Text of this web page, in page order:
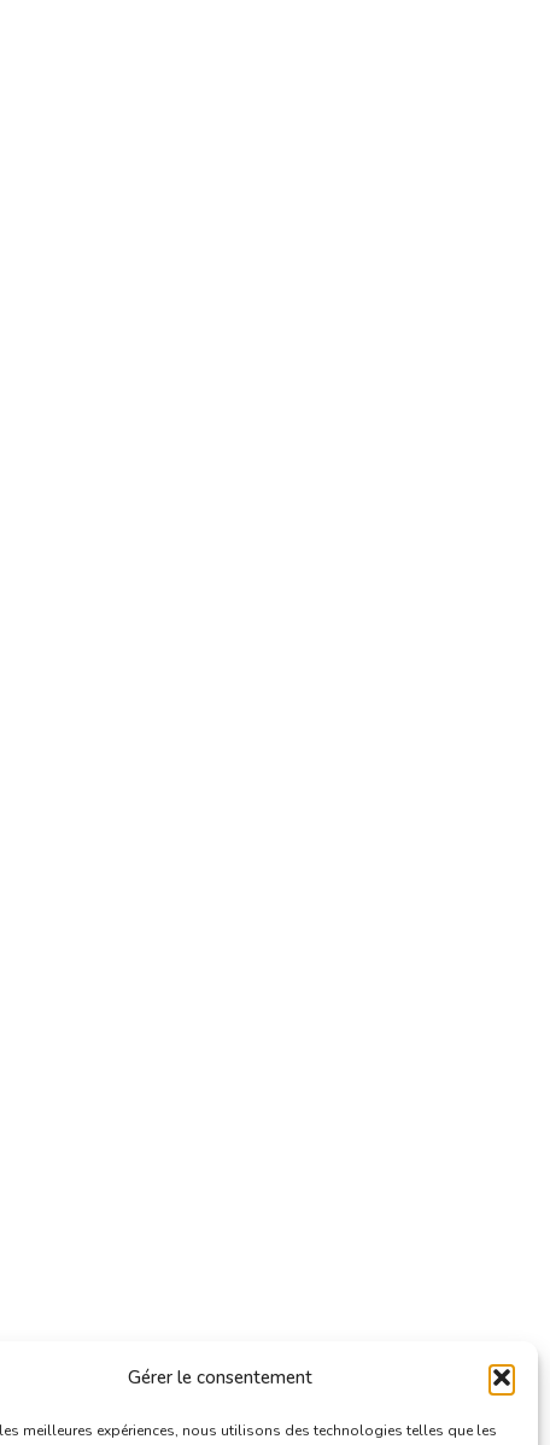
Gérer le consentement
meilleures expériences, nous utilisons des technologies telles que les